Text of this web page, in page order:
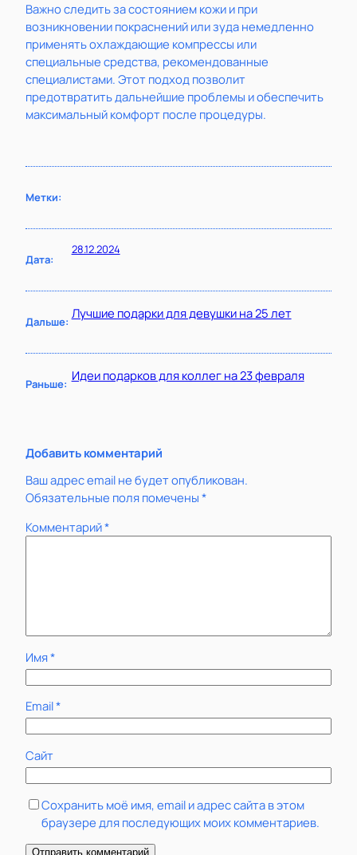
Важно следить за состоянием кожи и при
возникновении покраснений или зуда немедленно
применять охлаждающие компрессы или
специальные средства, рекомендованные
специалистами. Этот подход позволит
предотвратить дальнейшие проблемы и обеспечить
максимальный комфорт после процедуры.
Метки:
Дата:
28.12.2024
Дальше:
Лучшие подарки для девушки на 25 лет
Раньше:
Идеи подарков для коллег на 23 февраля
Добавить комментарий
Ваш адрес email не будет опубликован.
Обязательные поля помечены *
Комментарий*
Имя*
Email*
Сайт
Сохранить моё имя, email и адрес сайта в этом
браузере для последующих моих комментариев.